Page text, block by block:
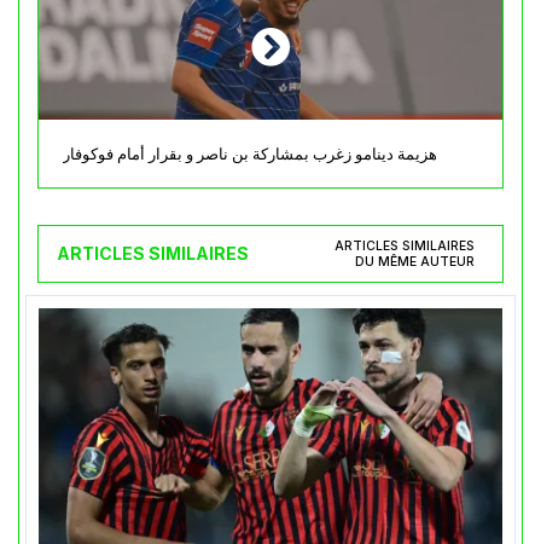
هزيمة دينامو زغرب بمشاركة بن ناصر و بقرار أمام فوكوفار
ARTICLES SIMILAIRES
ARTICLES SIMILAIRES
DU MÊME AUTEUR